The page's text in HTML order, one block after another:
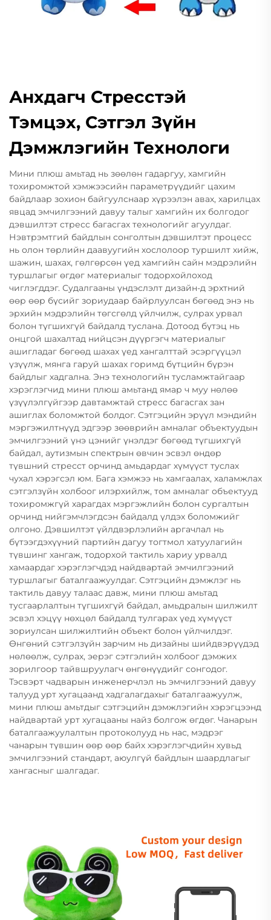
Анхдагч Стресстэй
Тэмцэх, Сэтгэл Зүйн
Дэмжлэгийн Технологи
Мини плюш амьтад нь зөөлөн гадаргуу, хамгийн
тохиромжтой хэмжээсийн параметрүүдийг цахим
байдлаар зохион байгуулснаар хүрээлэн авах, харилцах
явцад эмчилгээний давуу талыг хамгийн их болгодог
дэвшилтэт стресс багасгах технологийг агуулдаг.
Нэвтрэмтгий байдлын сонголтын дэвшилтэт процесс
нь олон төрлийн даавуугийн хослолоор туршилт хийж,
шажин, шахах, гөлгөрсөн үед хамгийн сайн мэдрэлийн
туршлагыг өгдөг материалыг тодорхойлоход
чиглэгддэг. Судалгааны үндэслэлт дизайн-д эрхтний
өөр өөр бүсийг зориудаар байрлуулсан бөгөөд энэ нь
эрхийн мэдрэлийн төгсгөлд үйлчилж, сулрах урвал
болон түгшихгүй байдалд туслана. Дотоод бүтэц нь
онцгой шахалтад нийцсэн дүүргэгч материалыг
ашигладаг бөгөөд шахах үед хангалттай эсэргүүцэл
үзүүлж, мянга гаруй шахах горимд бүтцийн бүрэн
байдлыг хадгална. Энэ технологийн тусламжтайгаар
хэрэглэгчид мини плюш амьтанд ямар ч муу нөлөө
үзүүлэлгүйгээр давтамжтай стресс багасгах зан
ашиглах боломжтой болдог. Сэтгэцийн эрүүл мэндийн
мэргэжилтнүүд эдгээр зөөврийн амналаг объектуудын
эмчилгээний үнэ цэнийг үнэлдэг бөгөөд түгшихгүй
байдал, аутизмын спектрын өвчин эсвэл өндөр
түвшний стресст орчинд амьдардаг хүмүүст туслах
чухал хэрэгсэл юм. Бага хэмжээ нь хамгаалах, халамжлах
сэтгэлзүйн холбоог илэрхийлж, том амналаг объектууд
тохиромжгүй харагдах мэргэжлийн болон сургалтын
орчинд нийгэмчлэгдсэн байдалд үлдэх боломжийг
олгоно. Дэвшилтэт үйлдвэрлэлийн аргачлал нь
бүтээгдэхүүний партийн дагуу тогтмол хатуулагийн
түвшинг хангаж, тодорхой тактиль хариу урвалд
хамаардаг хэрэглэгчдэд найдвартай эмчилгээний
туршлагыг баталгаажуулдаг. Сэтгэцийн дэмжлэг нь
тактиль давуу талаас давж, мини плюш амьтад
тусгаарлалтын түгшихгүй байдал, амьдралын шилжилт
эсвэл хэцүү нөхцөл байдалд тулгарах үед хүмүүст
зориулсан шилжилтийн объект болон үйлчилдэг.
Өнгөний сэтгэлзүйн зарчим нь дизайны шийдвэрүүдэд
нөлөөлж, сулрах, эерэг сэтгэлийн холбоог дэмжих
зорилгоор тайвшруулагч өнгөнүүдийг сонгодог.
Тэсвэрт чадварын инженерчлэл нь эмчилгээний давуу
талууд урт хугацаанд хадгалагдахыг баталгаажуулж,
мини плюш амьтдыг сэтгэцийн дэмжлэгийн хэрэгцээнд
найдвартай урт хугацааны найз болгож өгдөг. Чанарын
баталгаажуулалтын протоколууд нь нас, мэдрэг
чанарын түвшин өөр өөр байх хэрэглэгчдийн хувьд
эмчилгээний стандарт, аюулгүй байдлын шаардлагыг
хангасныг шалгадаг.